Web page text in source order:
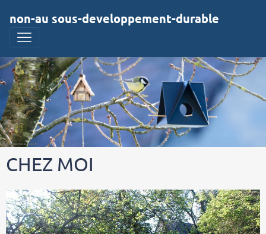
non-au sous-developpement-durable
CHEZ MOI